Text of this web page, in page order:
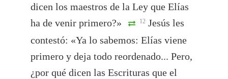
dicen los maestros de la Ley que Elías
ha de venir primero?»
12 Jesús les
contestó: «Ya lo sabemos: Elías viene
primero y deja todo reordenado... Pero,
¿por qué dicen las Escrituras que el